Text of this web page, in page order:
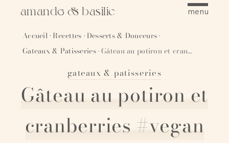
amande & basilic menu
Accueil · Recettes · Desserts & Douceurs ·
Gateaux & Patisseries · Gâteau au potiron et cranberries #vegan
gateaux & patisseries
Gâteau au potiron et
cranberries #vegan